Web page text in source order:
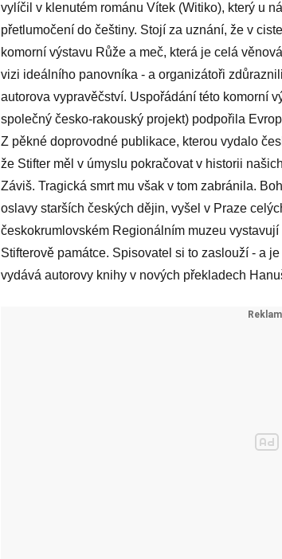
vylíčil v klenutém románu Vítek (Witiko), který u
přetlumočení do češtiny. Stojí za uznání, že v
komorní výstavu Růže a meč, která je celá
vizi ideálního panovníka - a organizátoři
autorova vypravěčství. Uspořádání této komorní
společný česko-rakouský projekt) podpořila
Z pěkné doprovodné publikace, kterou vydalo
že Stifter měl v úmyslu pokračovat v historii
Záviš. Tragická smrt mu však v tom zabránila.
oslavy starších českých dějin, vyšel v Praze
českokrumlovském Regionálním muzeu
Stifterově památce. Spisovatel si to zaslouží - a
vydává autorovy knihy v nových překladech